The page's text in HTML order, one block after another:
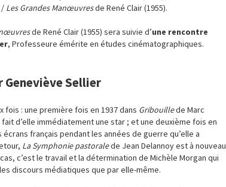
/ Les Grandes Manœuvresde René Clair (1955).
de René Clair (1955) sera suivie d’une rencontre
, Professeure émérite en études cinématographiques.
Geneviève Sellier
fois : une première fois en 1937 dans Gribouillede Marc
d’elle immédiatement une star ; et une deuxième fois en
français pendant les années de guerre qu’elle a
La Symphonie pastoralede Jean Delannoy est à nouveau
c’est le travail et la détermination de Michèle Morgan qui
discours médiatiques que par elle-même.